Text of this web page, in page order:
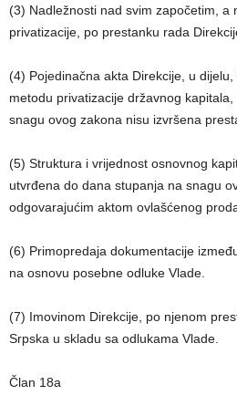
(3) Nadležnosti nad svim započetim, a
privatizacije, po prestanku rada
(4) Pojedinačna akta Direkcije, u
metodu privatizacije državnog
snagu ovog zakona nisu izvršena
(5) Struktura i vrijednost osnovnog
utvrđena do dana stupanja na snagu
odgovarajućim aktom ovlašćenog
(6) Primopredaja dokumentacije
na osnovu posebne odluke Vlade.
(7) Imovinom Direkcije, po njenom
Srpska u skladu sa odlukama Vlade.
Član 18a